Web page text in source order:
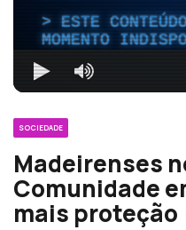
ESTE
MOMENTO
SOCIEDADE
Madeirenses
Comunidade
mais proteção